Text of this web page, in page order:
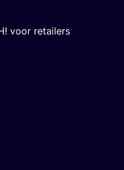
voor retailers